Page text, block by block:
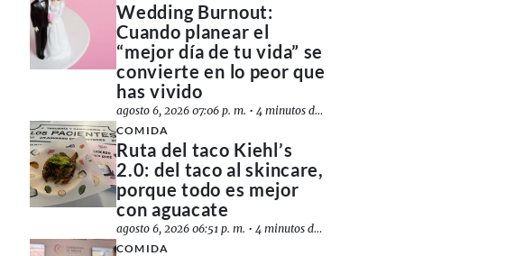
Wedding Burnout:
Cuando planear el
“mejor día de tu vida” se
convierte en lo peor que
has vivido
agosto 6, 2026 07:06 p. m. •4 minutos de lectura
COMIDA
Ruta del taco Kiehl’s
2.0: del taco al skincare,
porque todo es mejor
con aguacate
agosto 6, 2026 06:51 p. m. •4 minutos de lectura
COMIDA